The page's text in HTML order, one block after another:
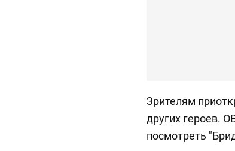
Зрителям
других героев.
посмотреть